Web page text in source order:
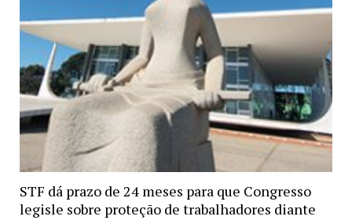
STF dá prazo de 24 meses para que Congresso
legisle sobre proteção de trabalhadores diante